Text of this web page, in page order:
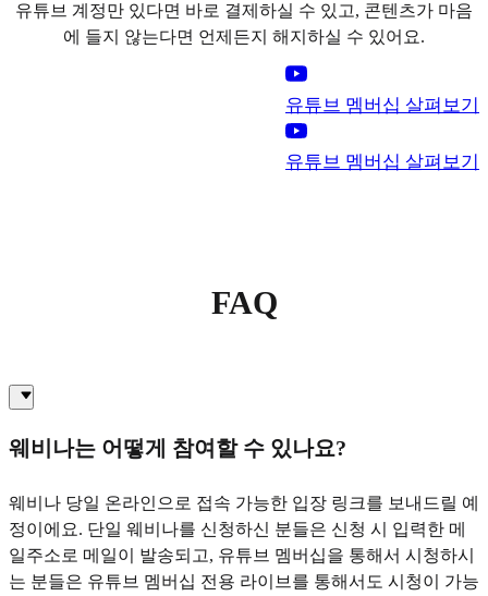
유튜브 계정만 있다면 바로 결제하실 수 있고, 콘텐츠가 마음
에 들지 않는다면 언제든지 해지하실 수 있어요.
유튜브 멤버십 살펴보기
유튜브 멤버십 살펴보기
FAQ
웨비나는 어떻게 참여할 수 있나요?
웨비나 당일 온라인으로 접속 가능한 입장 링크를 보내드릴 예
정이에요. 단일 웨비나를 신청하신 분들은 신청 시 입력한 메
일주소로 메일이 발송되고, 유튜브 멤버십을 통해서 시청하시
는 분들은 유튜브 멤버십 전용 라이브를 통해서도 시청이 가능